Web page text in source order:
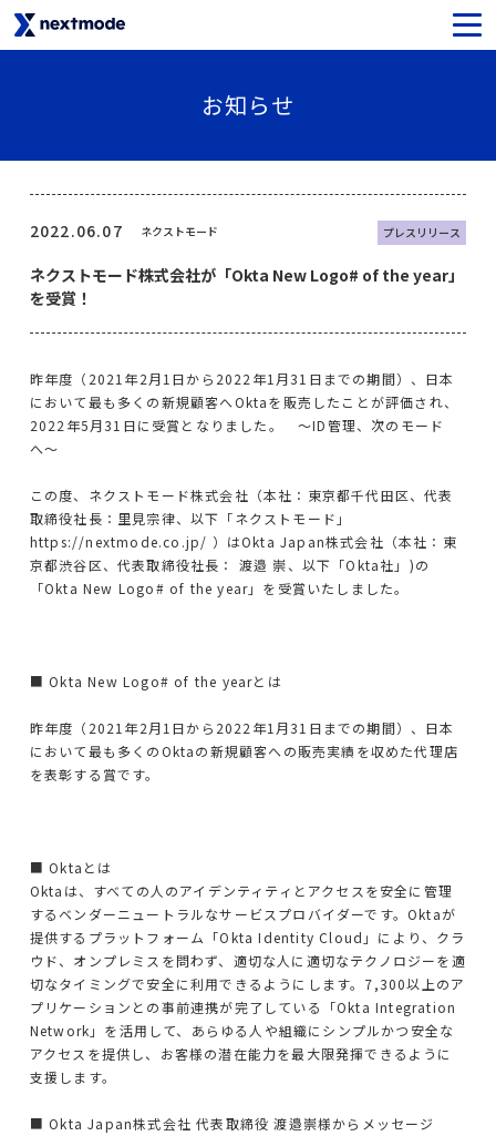
SaaSライセンス＆サポート
Oktaライセンス＆サポート
Netskopeライセンス＆サポート
Notionライセンス＆サポート
Asanaライセンス＆サポート
SysCloudライセンス＆サポート
CrowdStrikeライセンス＆サポート
Keeperライセンス＆サポート
AWS導入コンサル・構築
AWS運用・保守代行
会社情報
サービス一覧
サステナビリティ
採用
お知らせ
プレスリリース
2022.06.07 ネクストモード
ネクストモード株式会社が「Okta New Logo# of the year」
を受賞！
昨年度（2021年2月1日から2022年1月31日までの期間）、日本
において最も多くの新規顧客へOktaを販売したことが評価され、
2022年5月31日に受賞となりました。 〜ID管理、次のモード
へ〜
この度、ネクストモード株式会社（本社：東京都千代田区、代表
取締役社長：里見宗律、以下「ネクストモード」
https://nextmode.co.jp/ ）はOkta Japan株式会社（本社：東
京都渋谷区、代表取締役社長： 渡邉 崇、以下「Okta社」)の
「Okta New Logo# of the year」を受賞いたしました。
■ Okta New Logo# of the yearとは
昨年度（2021年2月1日から2022年1月31日までの期間）、日本
において最も多くのOktaの新規顧客への販売実績を収めた代理店
を表彰する賞です。
■ Oktaとは
Oktaは、すべての人のアイデンティティとアクセスを安全に管理
するベンダーニュートラルなサービスプロバイダーです。Oktaが
提供するプラットフォーム「Okta Identity Cloud」により、クラ
ウド、オンプレミスを問わず、適切な人に適切なテクノロジーを適
切なタイミングで安全に利用できるようにします。7,300以上のア
プリケーションとの事前連携が完了している「Okta Integration
Network」を活用して、あらゆる人や組織にシンプルかつ安全な
アクセスを提供し、お客様の潜在能力を最大限発揮できるように
支援します。
■ Okta Japan株式会社 代表取締役 渡邉崇様からメッセージ